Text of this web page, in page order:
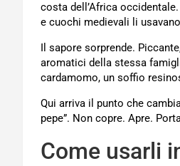
costa dell’Africa
e cuochi medievali li
Il sapore sorprende.
aromatici della stessa
cardamomo, un soffio
Qui arriva il punto che
pepe”. Non copre. Apre.
Come usarli